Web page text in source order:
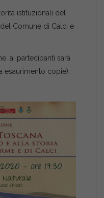
istituzionali del
Comune di Calci e
ai partecipanti sarà
esaurimento copie).